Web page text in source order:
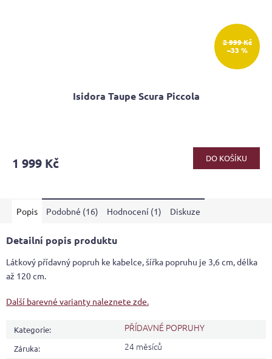
2 999 Kč
–33 %
Isidora Taupe Scura Piccola
je
hvězdiček.
1 999 Kč DO KOŠÍKU
Popis Podobné (16) Hodnocení (1) Diskuze
Detailní popis produktu
Látkový přídavný popruh ke kabelce, šířka popruhu je 3,6 cm, délka
až 120 cm.
Další barevné varianty naleznete zde.
Kategorie: PŘÍDAVNÉ POPRUHY
Záruka: 24 měsíců